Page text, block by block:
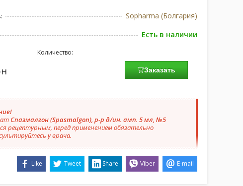
Sopharma (Болгария)
Есть в наличии
Количество:
Заказать
Спазмалгон (Spasmalgon), р-р д/ин. амп. 5 мл, №5
рецептурным, перед применением обязательно
у врача.
Like Tweet Share Viber E-mail